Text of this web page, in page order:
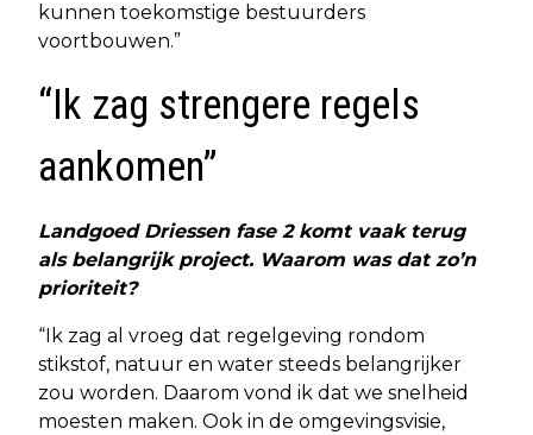
kunnen toekomstige bestuurders
voortbouwen.”
“Ik zag strengere regels
aankomen”
Landgoed Driessen fase 2 komt vaak terug
als belangrijk project. Waarom was dat zo’n
prioriteit?
“Ik zag al vroeg dat regelgeving rondom
stikstof, natuur en water steeds belangrijker
zou worden. Daarom vond ik dat we snelheid
moesten maken. Ook in de omgevingsvisie,